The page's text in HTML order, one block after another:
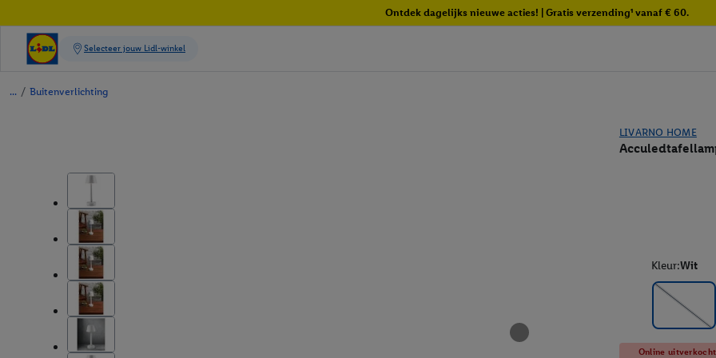
Ontdek dagelijks nieuwe acties! | Gratis verzending¹ vanaf € 60.
/ Buitenverlichting
LIVARNO HOME
Kleur:Wit
Online